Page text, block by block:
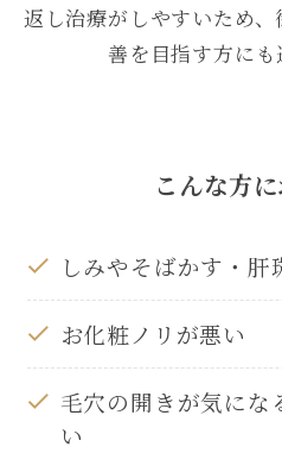
返し治療がしやすいため
善を目指す方にも
こんな方
しみやそばかす・肝
お化粧ノリが悪い
毛穴の開きが気にな
い